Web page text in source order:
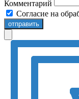
Комментарий
Согласие на
отправить